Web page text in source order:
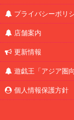
プライバシーポリ
店舗案内
更新情報
遊戯王「アジア圏
個人情報保護方針